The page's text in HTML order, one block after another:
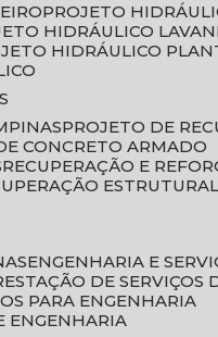
PROJETO
HIDRÁULICO
HIDRÁULICO
PROJETO DE
CONCRETO ARMADO
RECUPERAÇÃO E
ENGENHARIA E
DE
PARA ENGENHARIA
ENGENHARIA